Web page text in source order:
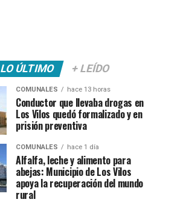
LO ÚLTIMO + LEÍDO
COMUNALES hace 13 horas
Conductor que llevaba drogas en
Los Vilos quedó formalizado y en
prisión preventiva
COMUNALES hace 1 día
Alfalfa, leche y alimento para
abejas: Municipio de Los Vilos
apoya la recuperación del mundo
rural